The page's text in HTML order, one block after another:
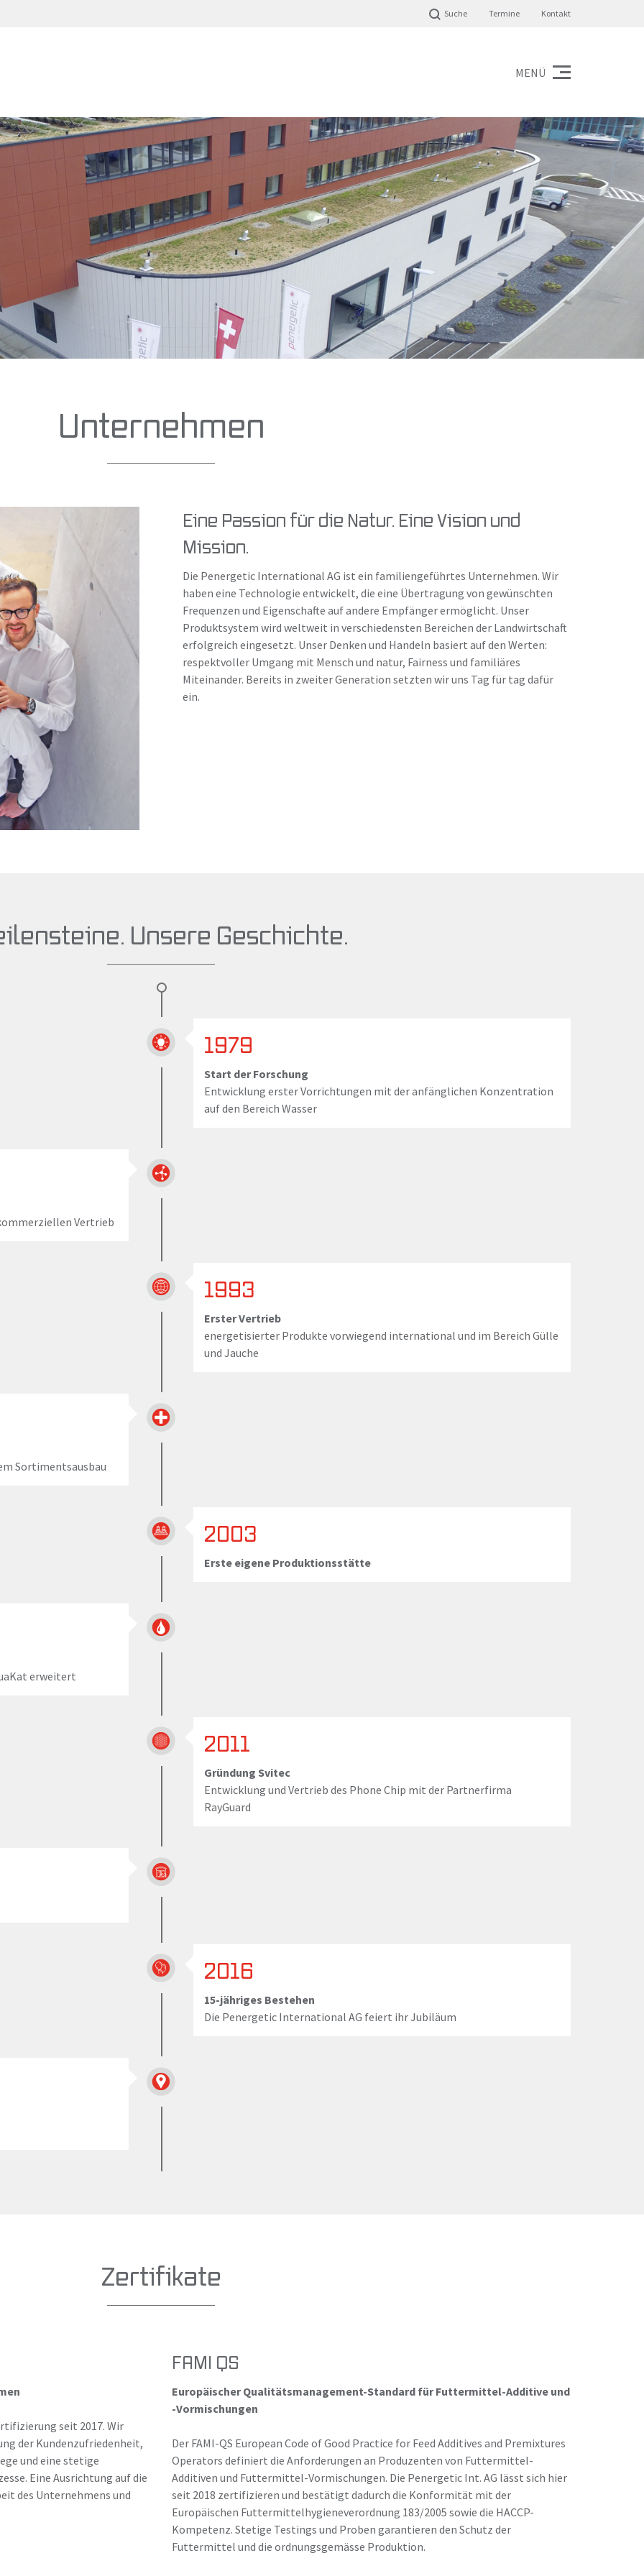
Suche Termine Kontakt
MENÜ
Unternehmen
Eine Passion für die Natur. Eine Vision und
Mission.
Die Penergetic International AG ist ein familiengeführtes Unternehmen. Wir
haben eine Technologie entwickelt, die eine Übertragung von gewünschten
Frequenzen und Eigenschafte auf andere Empfänger ermöglicht. Unser
Produktsystem wird weltweit in verschiedensten Bereichen der Landwirtschaft
erfolgreich eingesetzt. Unser Denken und Handeln basiert auf den Werten:
respektvoller Umgang mit Mensch und natur, Fairness und familiäres
Miteinander. Bereits in zweiter Generation setzten wir uns Tag für tag dafür
ein.
Unsere Geschichte.
1979
Start der Forschung
Entwicklung erster Vorrichtungen mit der anfänglichen Konzentration
auf den Bereich Wasser
Vertrieb
1993
Erster Vertrieb
energetisierter Produkte vorwiegend international und im Bereich Gülle
und Jauche
Sortimentsausbau
2003
Erste eigene Produktionsstätte
erweitert
2011
Gründung Svitec
Entwicklung und Vertrieb des Phone Chip mit der Partnerfirma
RayGuard
2016
15-jähriges Bestehen
Die Penergetic International AG feiert ihr Jubiläum
Zertifikate
seit 2017. Wir
der Kundenzufriedenheit,
und eine stetige
Eine Ausrichtung auf die
des Unternehmens und
FAMI QS
Europäischer Qualitätsmanagement-Standard für Futtermittel-Additive und
-Vormischungen
Der FAMI-QS European Code of Good Practice for Feed Additives and Premixtures
Operators definiert die Anforderungen an Produzenten von Futtermittel-
Additiven und Futtermittel-Vormischungen. Die Penergetic Int. AG lässt sich hier
seit 2018 zertifizieren und bestätigt dadurch die Konformität mit der
Europäischen Futtermittelhygieneverordnung 183/2005 sowie die HACCP-
Kompetenz. Stetige Testings und Proben garantieren den Schutz der
Futtermittel und die ordnungsgemässe Produktion.